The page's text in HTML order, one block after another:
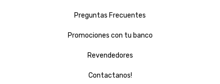
Preguntas Frecuentes
Promociones con tu banco
Revendedores
Contactanos!